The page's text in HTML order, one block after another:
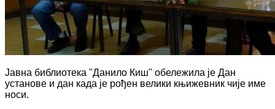
Јавна библиотека "Данило Киш" обележила је Дан
установе и дан када је рођен велики књижевник чије име
носи.